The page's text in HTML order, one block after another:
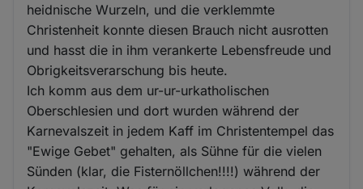
heidnische Wurzeln, und die verklemmte
Christenheit konnte diesen Brauch nicht ausrotten
und hasst die in ihm verankerte Lebensfreude und
Obrigkeitsverarschung bis heute.
Ich komm aus dem ur-ur-urkatholischen
Oberschlesien und dort wurden während der
Karnevalszeit in jedem Kaff im Christentempel das
"Ewige Gebet" gehalten, als Sühne für die vielen
Sünden (klar, die Fisternöllchen!!!!) während der